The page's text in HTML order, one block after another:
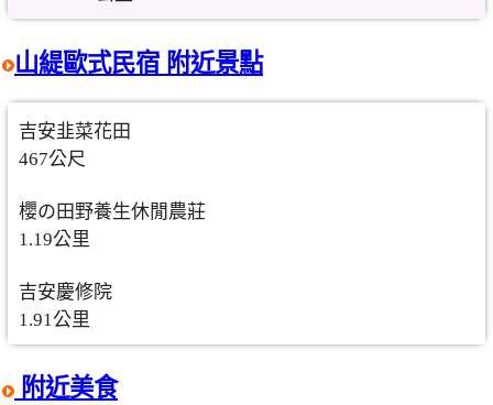
山緹歐式民宿 附近景點
吉安韭菜花田
467公尺
櫻の田野養生休閒農莊
1.19公里
吉安慶修院
1.91公里
附近美食